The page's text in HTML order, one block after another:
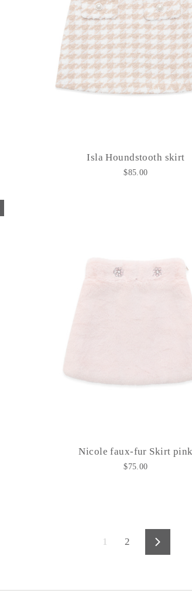
Isla Houndstooth skirt
$85.00
Nicole faux-fur Skirt pink
$75.00
1 2 Vorwärts